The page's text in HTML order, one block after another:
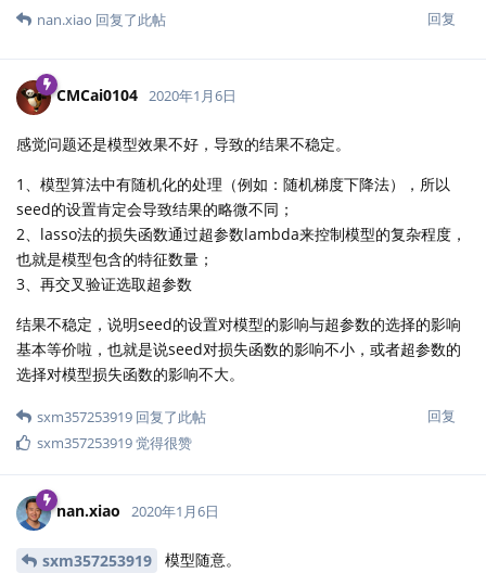
回复
nan.xiao 回复了此帖
CMCai0104 2020年1月6日
感觉问题还是模型效果不好，导致的结果不稳定。
1、模型算法中有随机化的处理（例如：随机梯度下降法），所以
seed的设置肯定会导致结果的略微不同；
2、lasso法的损失函数通过超参数lambda来控制模型的复杂程度，
也就是模型包含的特征数量；
3、再交叉验证选取超参数
结果不稳定，说明seed的设置对模型的影响与超参数的选择的影响
基本等价啦，也就是说seed对损失函数的影响不小，或者超参数的
选择对模型损失函数的影响不大。
回复
sxm357253919 回复了此帖
sxm357253919觉得很赞
nan.xiao 2020年1月6日
sxm357253919 模型随意。